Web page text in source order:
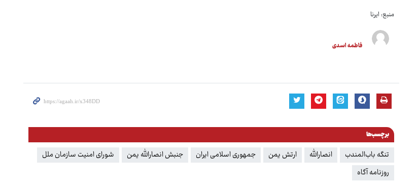
منبع: ایرنا
فاطمه اسدی
برچسب‌ها
تنگه باب‌المندب انصارالله ارتش یمن جمهوری اسلامی ایران جنبش انصارالله یمن
شورای امنیت سازمان ملل
روزنامه آگاه